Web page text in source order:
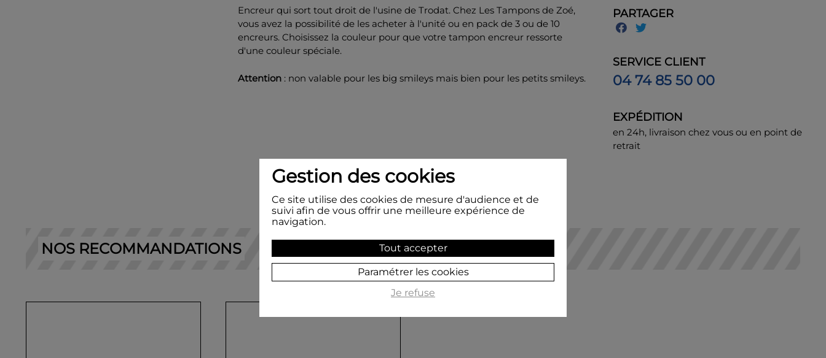
Encreur qui sort tout droit de l'usine de Trodat. Chez Les Tampons de Zoé,
vous avez la possibilité de les acheter à l'unité ou en pack de 3 ou de 10
encreurs. Choisissez la couleur pour que votre tampon encreur ressorte
d'une couleur spéciale.
Attention : non valable pour les big smileys mais bien pour les petits smileys.
PARTAGER
SERVICE CLIENT
04 74 85 50 00
EXPÉDITION
en 24h, livraison chez vous ou en point de
retrait
NOS RECOMMANDATIONS
Gestion des cookies
Ce site utilise des cookies de mesure d'audience et de
suivi afin de vous offrir une meilleure expérience de
navigation.
Tout accepter
Paramétrer les cookies
Je refuse